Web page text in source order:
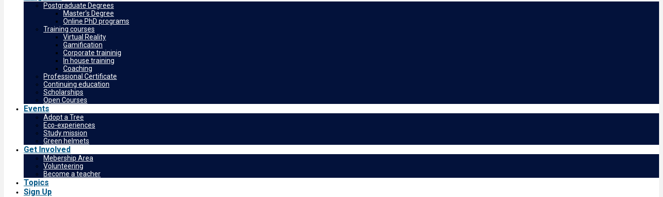
Postgraduate Degrees
Master’s Degree
Online PhD programs
Training courses
Virtual Reality
Gamification
Corporate traininig
In house training
Coaching
Professional Certificate
Continuing education
Scholarships
Open Courses
Events
Adopt a Tree
Eco-experiences
Study mission
Green helmets
Get Involved
Mebership Area
Volunteering
Become a teacher
Topics
Sign Up